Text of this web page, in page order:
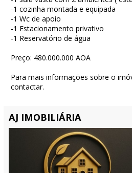
-1 cozinha montada e equipada
-1 Wc de apoio
-1 Estacionamento privativo
-1 Reservatório de água
Preço: 480.000.000 AOA
Para mais informações sobre o
contactar.
AJ IMOBILIÁRIA